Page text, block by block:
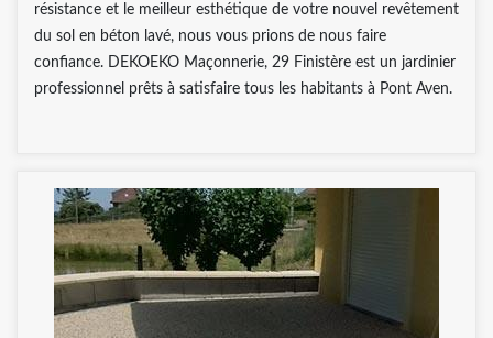
résistance et le meilleur esthétique de votre nouvel revêtement
du sol en béton lavé, nous vous prions de nous faire
confiance. DEKOEKO Maçonnerie, 29 Finistère est un jardinier
professionnel prêts à satisfaire tous les habitants à Pont Aven.